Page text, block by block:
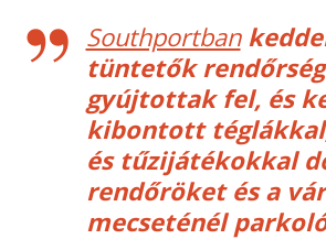
Southportban
tüntetők
gyújtottak fel, és
kibontott
és tűzijátékokkal
rendőröket és a
mecseténél